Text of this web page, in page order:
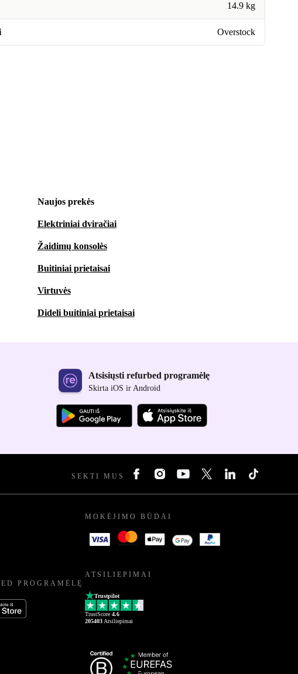
14.9 kg
Overstock
Naujos prekės
Elektriniai dviračiai
Žaidimų konsolės
Buitiniai prietaisai
Virtuvės
Dideli buitiniai prietaisai
Atsisiųsti refurbed programėlę
Skirta iOS ir Android
SEKTI MUS
PROGRAMĖLĘ
MOKĖJIMO BŪDAI
ATSILIEPIMAI
Trustpilot
TrustScore 4.6
205403 Atsiliepimai